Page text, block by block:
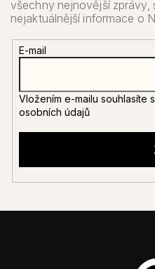
E-mail
Vložením e-mailu souhlasíte s
osobních údajů